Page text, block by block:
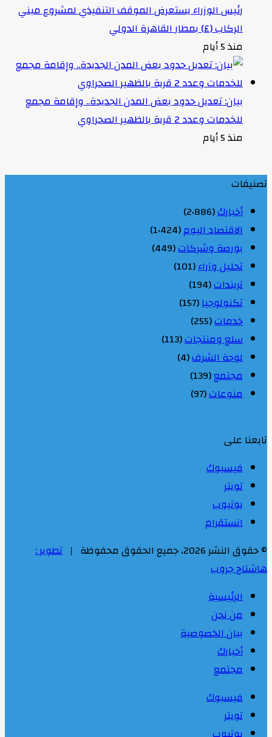
رئيس الوزراء يستعرض الموقف التنفيذي لمشروع مبني
الركاب (٤) بمطار القاهرة الدولي
منذ 5 أيام
بيان: تعديل حدود بعض المدن الجديدة.. وإقامة مجمع
للخدمات وعدد 2 قرية بالظهير الصحراوي
منذ 5 أيام
تصنيفات
أخبارك(2٬886)
الاقتصاد اليوم(1٬424)
بورصة وشركات(449)
تحليل وآراء(101)
تريندات(194)
تكنولوجيا(157)
خدمات(255)
سلع ومنتجات(113)
لوحة الشرف(4)
مجتمع(139)
منوعات(97)
تابعنا على
فيسبوك
تويتر
يوتيوب
انستقرام
© حقوق النشر 2026، جميع الحقوق محفوظة |
تطوير :
هاشتاج جروب
الرئيسية
من نحن
بيان الخصوصية
أخبارك
مجتمع
فيسبوك
تويتر